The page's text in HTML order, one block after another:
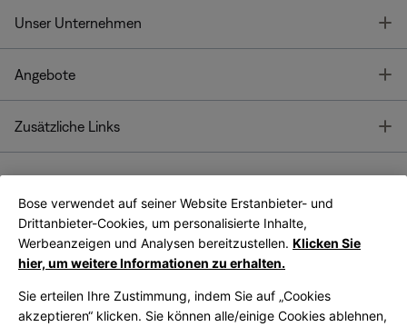
Unser Unternehmen
Angebote
Zusätzliche Links
Bose App
Bose Connect
App
Bose verwendet auf seiner Website Erstanbieter- und
Drittanbieter-Cookies, um personalisierte Inhalte,
Werbeanzeigen und Analysen bereitzustellen. Klicken Sie
hier, um weitere Informationen zu erhalten.
Sie erteilen Ihre Zustimmung, indem Sie auf „Cookies
akzeptieren“ klicken. Sie können alle/einige Cookies ablehnen,